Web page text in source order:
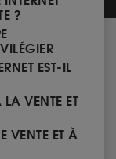
?
EST-IL
LA VENTE ET
VENTE ET À